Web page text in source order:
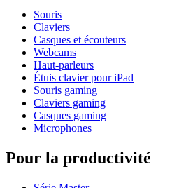
Souris
Claviers
Casques et écouteurs
Webcams
Haut-parleurs
Étuis clavier pour iPad
Souris gaming
Claviers gaming
Casques gaming
Microphones
Pour la productivité